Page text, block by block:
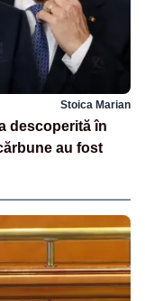
Stoica Marian
descoperită în
au fost